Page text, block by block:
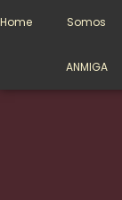
Home Somos
ANMIGA